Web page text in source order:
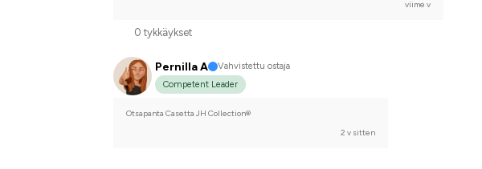
viime v
0 tykkäykset
Pernilla A
Vahvistettu ostaja
Competent Leader
Otsapanta Casetta JH Collection®
2 v sitten